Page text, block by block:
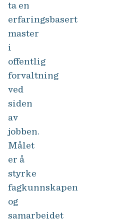
ta en
erfaringsbasert
master
i
offentlig
forvaltning
ved
siden
av
jobben.
Målet
er å
styrke
fagkunnskapen
og
samarbeidet